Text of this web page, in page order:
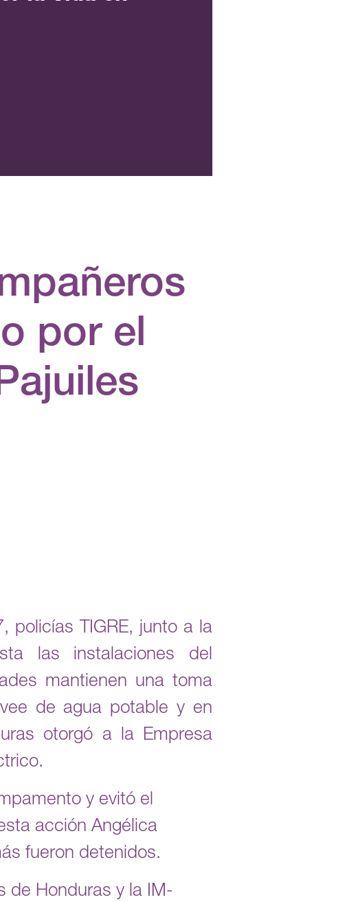
por el
policías TIGRE, junto a la
las instalaciones del
mantienen una toma
de agua potable y en
otorgó a la Empresa
y evitó el
acción Angélica
fueron detenidos.
de Honduras y la IM-